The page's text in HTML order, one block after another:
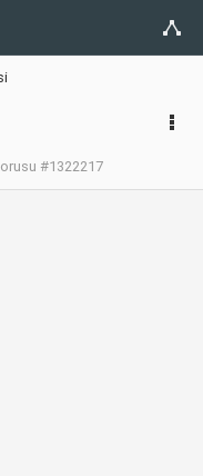
#1322217